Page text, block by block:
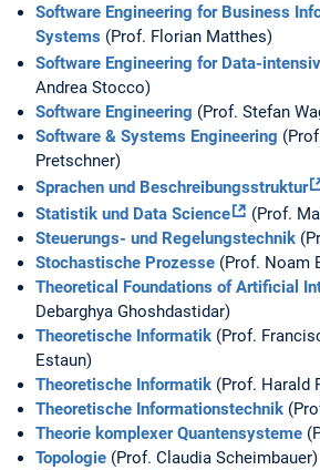
Software Engineering for Business
Systems (Prof. Florian Matthes)
Software Engineering for Data-
Andrea Stocco)
Software Engineering (Prof. Stefan
Software & Systems Engineering
Pretschner)
Sprachen und Beschreibungsstruktur
Statistik und Data Science
(Prof.
Steuerungs- und Regelungstechnik
Stochastische Prozesse (Prof. Noam
Theoretical Foundations of Artificial
Debarghya Ghoshdastidar)
Theoretische Informatik (Prof.
Estaun)
Theoretische Informatik (Prof. Harald
Theoretische Informationstechnik
Theorie komplexer Quantensysteme
Topologie (Prof. Claudia Scheimbauer)